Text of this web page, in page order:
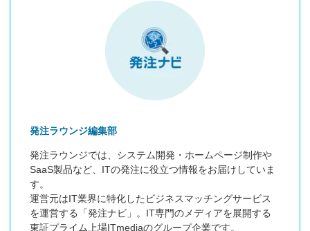
発注ラウンジ編集部
発注ラウンジでは、システム開発・ホームページ制作や
SaaS製品など、ITの発注に役立つ情報をお届けしていま
す。
運営元はIT業界に特化したビジネスマッチングサービス
を運営する「発注ナビ」。IT専門のメディアを展開する
東証プライム上場ITmediaのグループ企業です。